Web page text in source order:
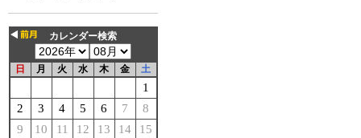
カレンダー検索
日 月 火 水 木 金 土
1
2
3 4 5 6 7
8
9
10 11 12 13 14
15